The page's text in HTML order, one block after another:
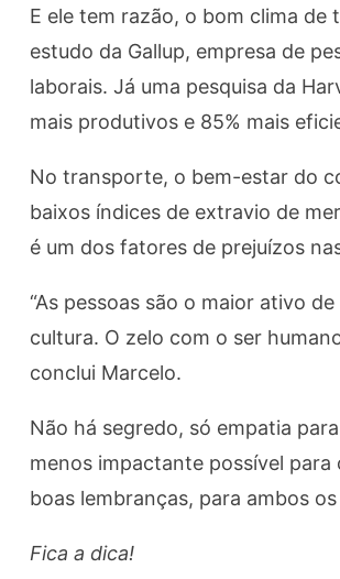
E ele tem razão, o bom clima
estudo da Gallup, empresa de
laborais. Já uma pesquisa da
mais produtivos e 85% mais
No transporte, o bem-estar do
baixos índices de extravio de
é um dos fatores de prejuízos
“As pessoas são o maior ativo
cultura. O zelo com o ser
conclui Marcelo.
Não há segredo, só empatia
menos impactante possível
boas lembranças, para ambos
Fica a dica!